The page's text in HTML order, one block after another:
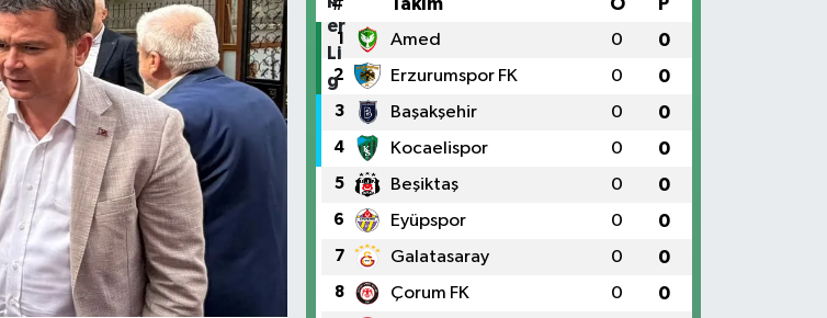
1 Amed 0 0
2 Erzurumspor FK 0 0
3 Başakşehir 0 0
4 Kocaelispor 0 0
5 Beşiktaş 0 0
6 Eyüpspor 0 0
7 Galatasaray 0 0
8 Çorum FK 0 0